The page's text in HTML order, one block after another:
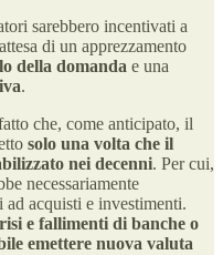
sarebbero incentivati a
di un apprezzamento
della domanda e una
.
che, come anticipato, il
solo una volta che il
nei decenni. Per cui,
necessariamente
ad acquisti e investimenti.
e fallimenti di banche o
emettere nuova valuta